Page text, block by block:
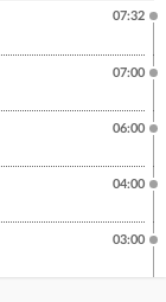
07:32
07:00
06:00
04:00
03:00